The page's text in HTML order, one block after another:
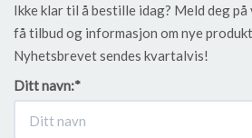
Ikke klar til å bestille idag? Meld deg
få tilbud og informasjon om nye
Nyhetsbrevet sendes kvartalvis!
Ditt navn:*